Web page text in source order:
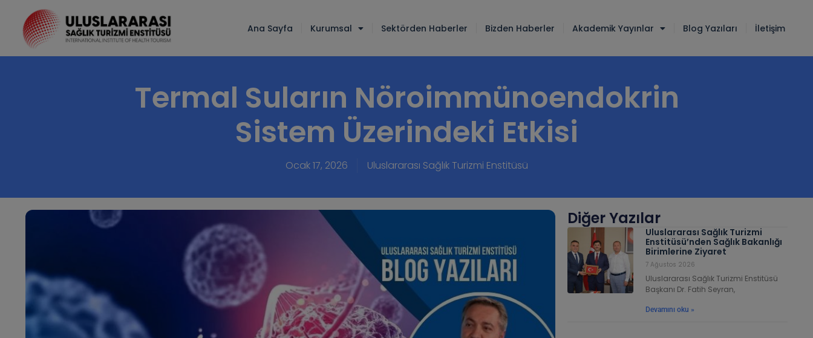
Ana Sayfa Kurumsal Sektörden Haberler Bizden Haberler Akademik Yayınlar Blog Yazıları İletişim
Termal Suların Nöroimmünoendokrin
Sistem Üzerindeki Etkisi
Ocak 17, 2026 Uluslararası Sağlık Turizmi Enstitüsü
Diğer Yazılar
Uluslararası Sağlık Turizmi
Enstitüsü’nden Sağlık Bakanlığı
Birimlerine Ziyaret
7 Ağustos 2026
Uluslararası Sağlık Turizmi Enstitüsü
Başkanı Dr. Fatih Seyran,
Devamını oku »